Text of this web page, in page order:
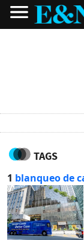
TAGS
1 blanqueo de